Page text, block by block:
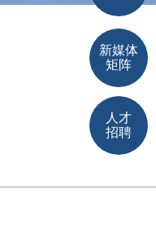
新媒体
矩阵
人才
招聘